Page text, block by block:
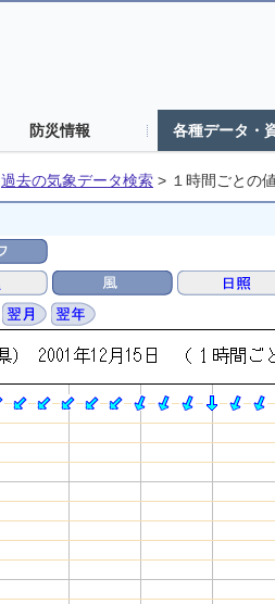
防災情報 各種データ・
過去の気象データ検索 > １時間ごとの